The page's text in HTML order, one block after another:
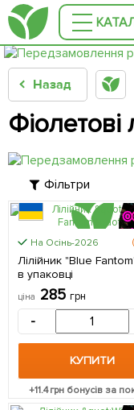
Назад
Фіолетові
Фільтри
На Осінь-2026
Лілійник "Blue Fantom" 1
в упаковці
ціна 285 грн
-
КУПИТИ
+11.4грн бонусів за